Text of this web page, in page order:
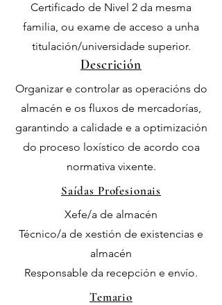
Certificado de Nivel 2 da mesma
familia, ou exame de acceso a unha
titulación/universidade superior.
Descrición
Organizar e controlar as operacións do
almacén e os fluxos de mercadorías,
garantindo a calidade e a optimización
do proceso loxístico de acordo coa
normativa vixente.
Saídas Profesionais
Xefe/a de almacén
Técnico/a de xestión de existencias e
almacén
Responsable da recepción e envío.
Temario